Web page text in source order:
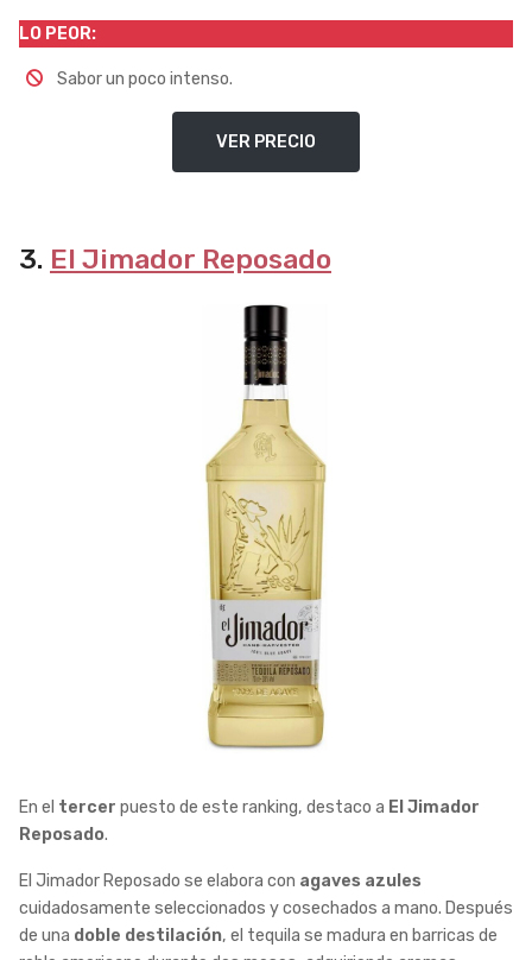
LO PEOR:
Sabor un poco intenso.
VER PRECIO
3. El Jimador Reposado
En el tercer puesto de este ranking, destaco a El Jimador
Reposado.
El Jimador Reposado se elabora con agaves azules
cuidadosamente seleccionados y cosechados a mano. Después
de una doble destilación, el tequila se madura en barricas de